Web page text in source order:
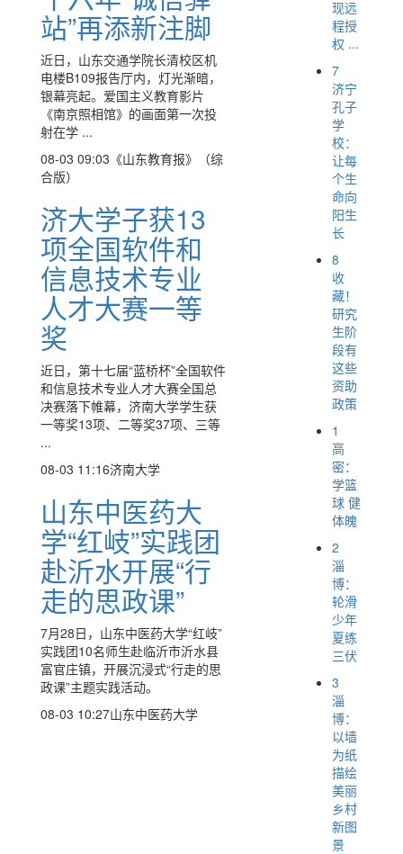
站”再添新注脚
近日，山东交通学院长清校区机
电楼B109报告厅内，灯光渐暗，
银幕亮起。爱国主义教育影片
《南京照相馆》的画面第一次投
射在学 ...
08-03 09:03 《山东教育报》（综
合版）
济大学子获13
项全国软件和
信息技术专业
人才大赛一等
奖
近日，第十七届“蓝桥杯”全国软件
和信息技术专业人才大赛全国总
决赛落下帷幕，济南大学学生获
一等奖13项、二等奖37项、三等
...
08-03 11:16济南大学
山东中医药大
学“红岐”实践团
赴沂水开展“行
走的思政课”
7月28日，山东中医药大学“红岐”
实践团10名师生赴临沂市沂水县
富官庄镇，开展沉浸式“行走的思
政课”主题实践活动。
08-03 10:27山东中医药大学
现远
程授
权 ...
7
济宁
孔子
学
校：
让每
个生
命向
阳生
长
8
收
藏！
研究
生阶
段有
这些
资助
政策
1
高
密：
学篮
球 健
体魄
2
淄
博：
轮滑
少年
夏练
三伏
3
淄
博：
以墙
为纸
描绘
美丽
乡村
新图
景